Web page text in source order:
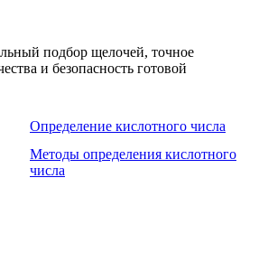
подбор щелочей, точное
и безопасность готовой
Определение кислотного числа
Методы определения кислотного
числа